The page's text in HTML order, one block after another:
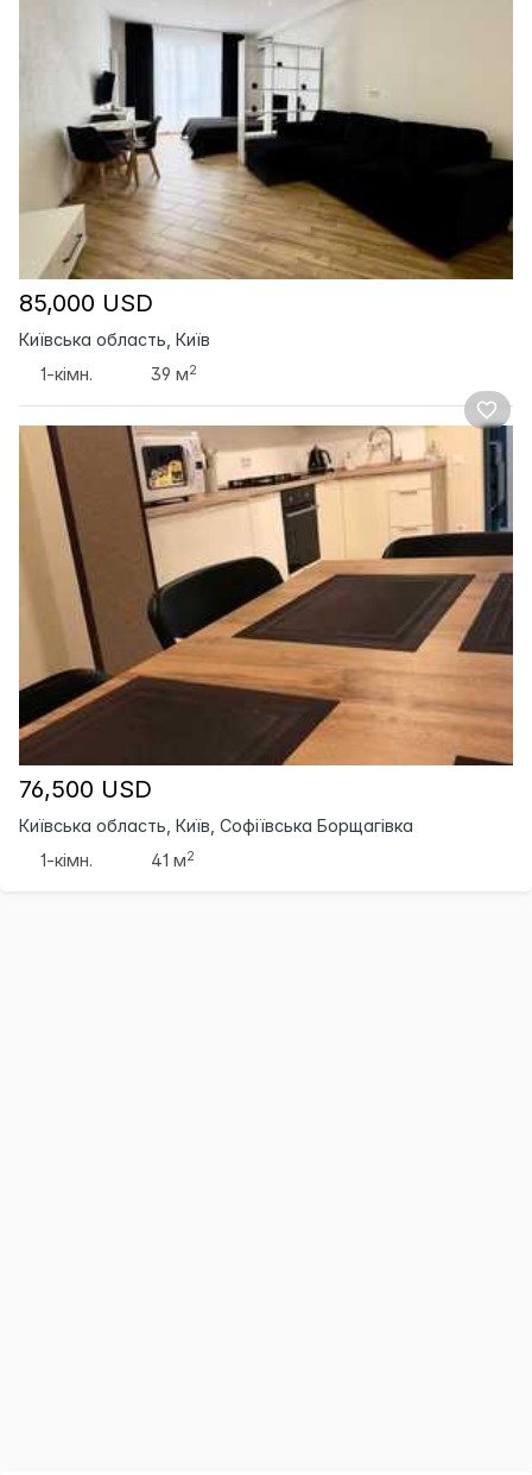
85,000 USD
Київська область, Київ
1-кімн.
39 м2
76,500 USD
Київська область, Київ, Софіївська Борщагівка
1-кімн.
41 м2